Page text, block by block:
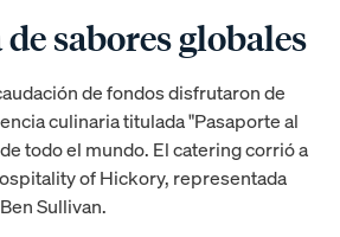
sabores globales
de fondos disfrutaron de
culinaria titulada "Pasaporte al
todo el mundo. El catering corrió a
of Hickory, representada
Sullivan.